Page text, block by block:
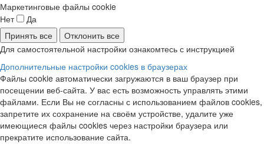
Маркетинговые файлы cookie
Нет
Да
Принять все
Отклонить все
Для самостоятельной настройки ознакомтесь с инструкцией
Дополнительные настройки cookies в браузерах
Файлы cookie автоматически загружаются в ваш браузер при
посещении веб-сайта. У вас есть возможность управлять этими
файлами. Если Вы не согласны с использованием файлов cookies,
запретите их сохранение на своём устройстве, удалите уже
имеющиеся файлы cookies через настройки браузера или
прекратите использование сайта.